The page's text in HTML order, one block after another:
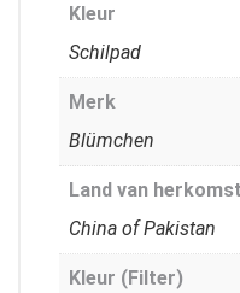
Kleur
Schilpad
Merk
Blümchen
Land van herkomst
China of Pakistan
Kleur (Filter)